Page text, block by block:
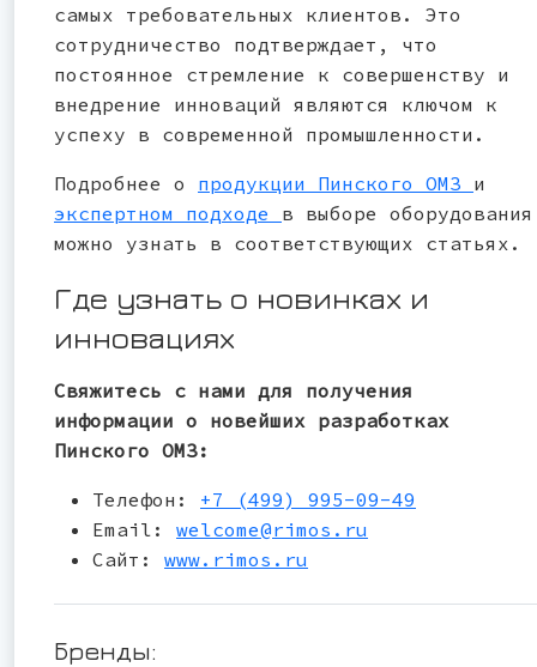
самых требовательных клиентов. Это
сотрудничество подтверждает, что
постоянное стремление к совершенству и
внедрение инноваций являются ключом к
успеху в современной промышленности.
Подробнее о продукции Пинского ОМЗ и
экспертном подходе в выборе оборудования
можно узнать в соответствующих статьях.
Где узнать о новинках и
инновациях
Свяжитесь с нами для получения
информации о новейших разработках
Пинского ОМЗ:
Телефон: +7 (499) 995-09-49
Email: welcome@rimos.ru
Сайт: www.rimos.ru
Бренды: